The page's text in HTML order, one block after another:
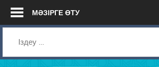
Skip
МӘЗІРГЕ ӨТУ